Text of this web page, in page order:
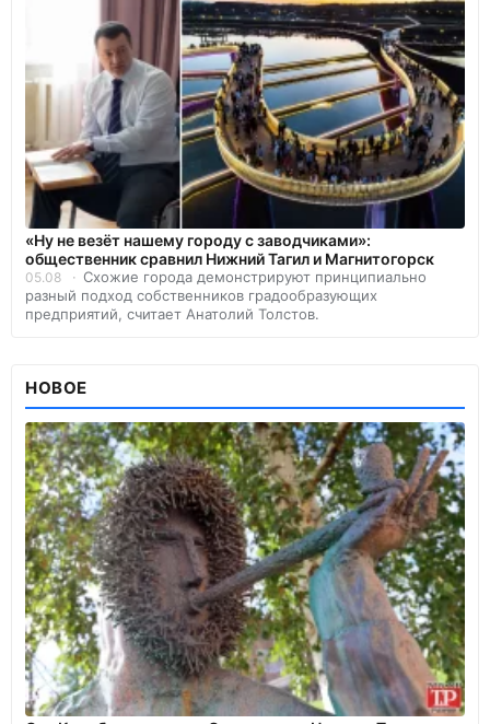
«Ну не везёт нашему городу с заводчиками»:
общественник сравнил Нижний Тагил и Магнитогорск
05.08
Схожие города демонстрируют принципиально
разный подход собственников градообразующих
предприятий, считает Анатолий Толстов.
НОВОЕ